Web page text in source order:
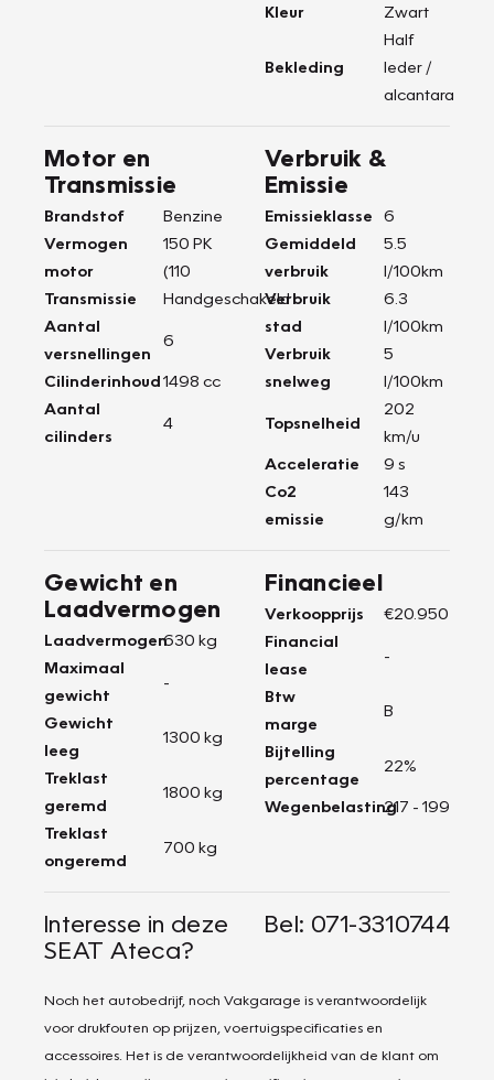
Kleur Zwart
Bekleding
Half
leder /
alcantara
Motor en
Transmissie
Brandstof
Benzine
Vermogen
motor
150 PK
(110
Transmissie
Handgeschakeld
Aantal
versnellingen
6
Cilinderinhoud1498 cc
Aantal
cilinders
4
Verbruik &
Emissie
Emissieklasse
6
Gemiddeld
verbruik
5.5
l/100km
Verbruik
stad
6.3
l/100km
Verbruik
snelweg
5
l/100km
Topsnelheid
202
km/u
Acceleratie
9 s
Co2
emissie
143
g/km
Gewicht en
Laadvermogen
Laadvermogen630 kg
Maximaal
gewicht
-
Gewicht
leeg
1300 kg
Treklast
geremd
1800 kg
Treklast
ongeremd
700 kg
Financieel
Verkoopprijs
€20.950
Financial
lease
-
Btw
marge
B
Bijtelling
percentage
22%
Wegenbelasting217 - 199
Interesse in deze
SEAT Ateca?
Bel: 071-3310744
Noch het autobedrijf, noch Vakgarage is verantwoordelijk
voor drukfouten op prijzen, voertuigspecificaties en
accessoires. Het is de verantwoordelijkheid van de klant om